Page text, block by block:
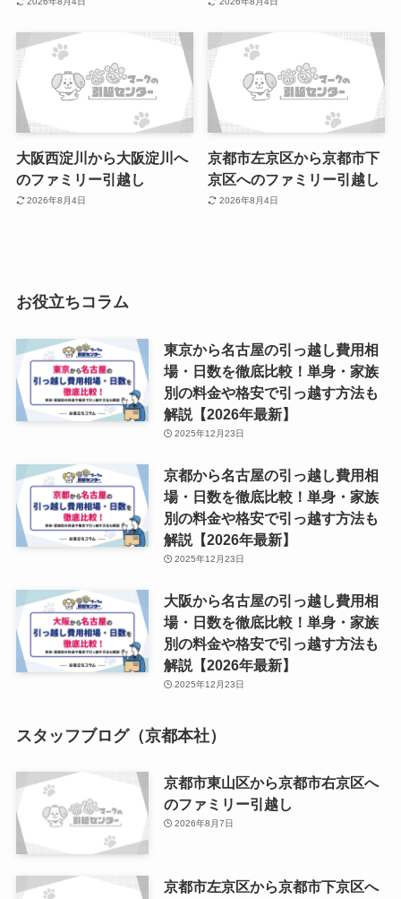
大阪西淀川から大阪淀川へ
のファミリー引越し
2026年8月4日
京都市左京区から京都市下
京区へのファミリー引越し
2026年8月4日
お役立ちコラム
東京から名古屋の引っ越し費用相
場・日数を徹底比較！単身・家族
別の料金や格安で引っ越す方法も
解説【2026年最新】
2025年12月23日
京都から名古屋の引っ越し費用相
場・日数を徹底比較！単身・家族
別の料金や格安で引っ越す方法も
解説【2026年最新】
2025年12月23日
大阪から名古屋の引っ越し費用相
場・日数を徹底比較！単身・家族
別の料金や格安で引っ越す方法も
解説【2026年最新】
2025年12月23日
スタッフブログ（京都本社）
京都市東山区から京都市右京区へ
のファミリー引越し
2026年8月7日
京都市左京区から京都市下京区へ